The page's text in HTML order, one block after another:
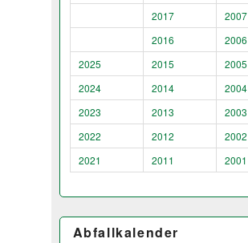
2017
2007
2016
2006
2025
2015
2005
2024
2014
2004
2023
2013
2003
2022
2012
2002
2021
2011 2001
Abfallkalender